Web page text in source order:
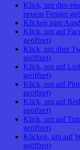
Klick, um dies
neuem Fenster
Klicken zum
Klick, um auf
geöffnet)
Klick, um über
geöffnet)
Klick, um auf
geöffnet)
Klick, um auf
geöffnet)
Klick, um auf
geöffnet)
Klick, um auf
geöffnet)
Klicken, um auf
geöffnet)